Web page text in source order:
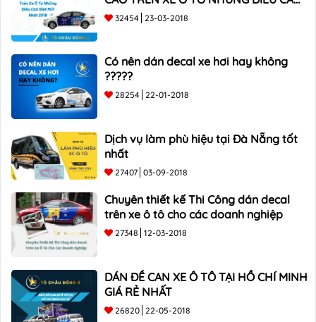
BIẾT mới nhất 2018 ???
32454 23-03-2018
Có nên dán decal xe hơi hay không
?????
28254 22-01-2018
Dịch vụ làm phù hiệu tại Đà Nẵng tốt
nhất
27407 03-09-2018
Chuyên thiết kế Thi Công dán decal
trên xe ô tô cho các doanh nghiệp
27348 12-03-2018
DÁN ĐỀ CAN XE Ô TÔ TẠI HỒ CHÍ MINH
GIÁ RẺ NHẤT
26820 22-05-2018